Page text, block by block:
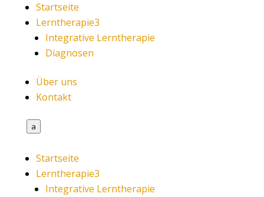
Startseite
Lerntherapie3
Integrative Lerntherapie
Diagnosen
Über uns
Kontakt
a
Startseite
Lerntherapie3
Integrative Lerntherapie